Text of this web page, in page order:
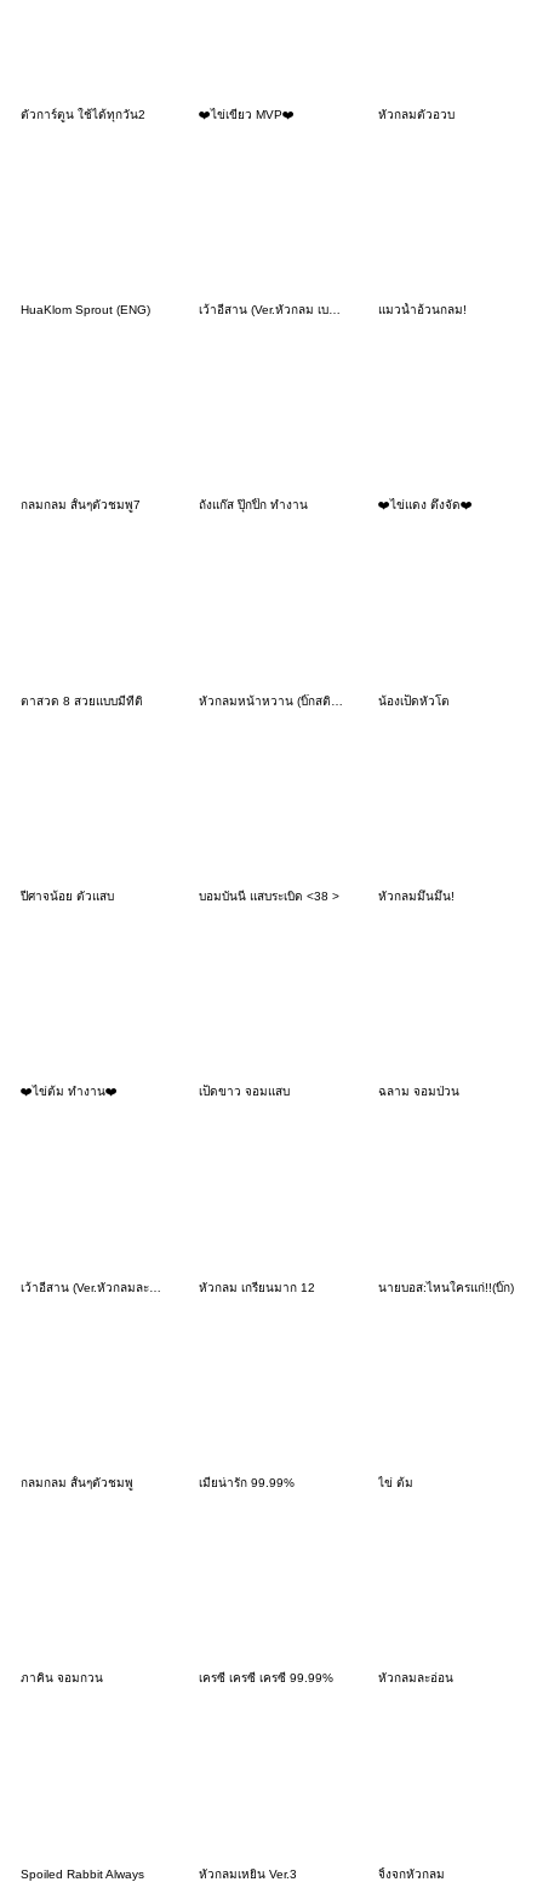
ตัวการ์ตูน ใช้ได้ทุกวัน2 ❤️ไข่เขียว MVP❤️ หัวกลมตัวอวบ
HuaKlom Sprout (ENG) แมวน้ำอ้วนกลม!
กลมกลม สั้นๆตัวชมพู7 ถังแก๊ส ปุ๊กปิ๊ก ทำงาน ❤️ไข่แดง ตึงจัด❤️
ตาสวด 8 สวยแบบมีที่ติ น้องเป็ดหัวโต
ปีศาจน้อย ตัวแสบ บอมบันนี่ แสบระเบิด <38 > หัวกลมมึนมึน!
❤️ไข่ต้ม ทำงาน❤️ เป็ดขาว จอมแสบ ฉลาม จอมป่วน
หัวกลม เกรียนมาก 12 นายบอส:ไหนใครแก่!!(บิ๊ก)
กลมกลม สั้นๆตัวชมพู เมียน่ารัก 99.99% ไข่ ต้ม
ภาคิน จอมกวน เครซี่ เครซี่ เครซี่ 99.99% หัวกลมละอ่อน
Spoiled Rabbit Always หัวกลมเหยิน Ver.3 จิ้งจกหัวกลม